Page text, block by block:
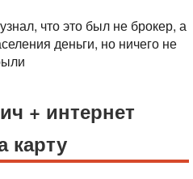
что это был не брокер, а
деньги, но ничего не
+ интернет
карту